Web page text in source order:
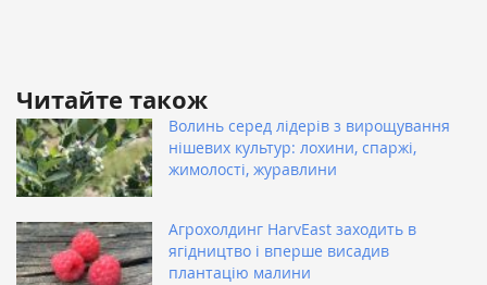
Читайте також
Волинь серед лідерів з вирощування
нішевих культур: лохини, спаржі,
жимолості, журавлини
Агрохолдинг HarvEast заходить в
ягідництво і вперше висадив
плантацію малини